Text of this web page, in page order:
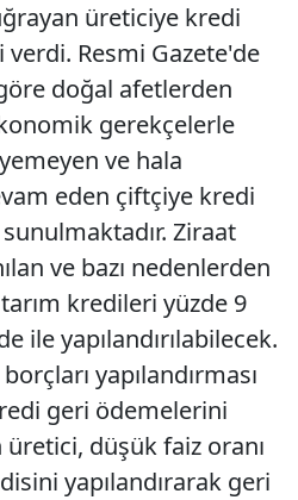
üreticiye kredi
verdi. Resmi Gazete'de
doğal afetlerden
gerekçelerle
ve hala
eden çiftçiye kredi
sunulmaktadır. Ziraat
ve bazı nedenlerden
kredileri yüzde 9
ile yapılandırılabilecek.
yapılandırması
geri ödemelerini
düşük faiz oranı
yapılandırarak geri